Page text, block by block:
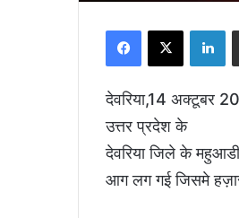
Facebook
X
देवरिया,14 अक्टूबर
उत्तर प्रदेश के
देवरिया जिले के
आग लग गई जिसमे